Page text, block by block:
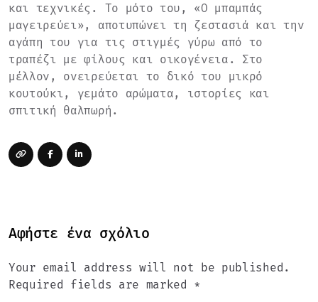
και τεχνικές. Το μότο του, «Ο μπαμπάς
μαγειρεύει», αποτυπώνει τη ζεστασιά και την
αγάπη του για τις στιγμές γύρω από το
τραπέζι με φίλους και οικογένεια. Στο
μέλλον, ονειρεύεται το δικό του μικρό
κουτούκι, γεμάτο αρώματα, ιστορίες και
σπιτική θαλπωρή.
Αφήστε ένα σχόλιο
Your email address will not be published.
Required fields are marked *